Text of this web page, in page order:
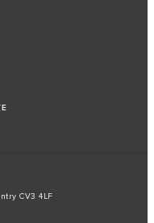
CV3 4LF